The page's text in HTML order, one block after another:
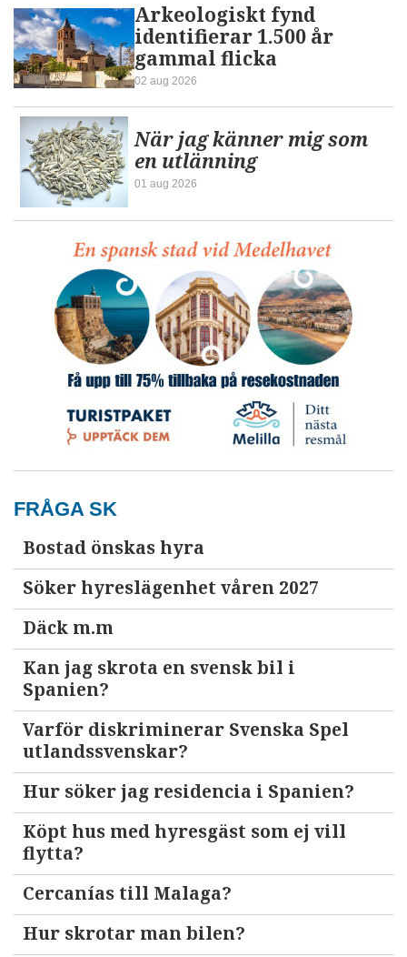
Arkeologiskt fynd
identifierar 1.500 år
gammal flicka
02 aug 2026
När jag känner mig som
en utlänning
01 aug 2026
FRÅGA SK
Bostad önskas hyra
Söker hyreslägenhet våren 2027
Däck m.m
Kan jag skrota en svensk bil i
Spanien?
Varför diskriminerar Svenska Spel
utlandssvenskar?
Hur söker jag residencia i Spanien?
Köpt hus med hyresgäst som ej vill
flytta?
Cercanías till Malaga?
Hur skrotar man bilen?